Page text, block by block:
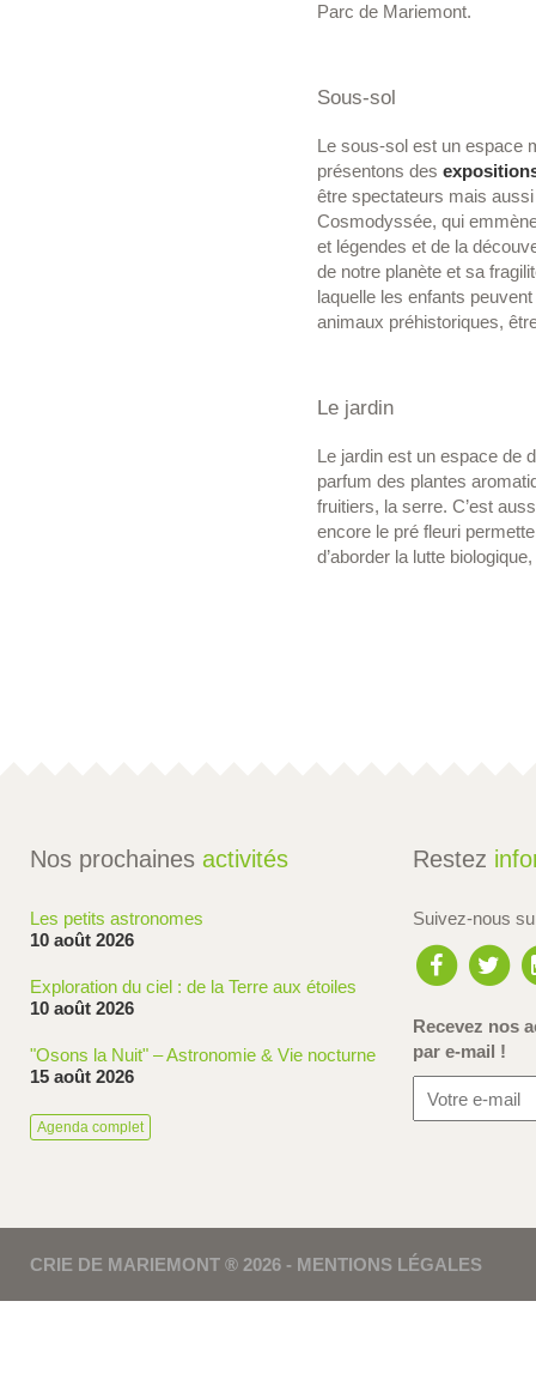
Parc de Mariemont.
Sous-sol
Le sous-sol est un espace
présentons des
être spectateurs mais
Cosmodyssée, qui
et légendes et de la
de notre planète et sa
laquelle les enfants
animaux préhistoriques,
Le jardin
Le jardin est un espace de
parfum des plantes
fruitiers, la serre. C’est
encore le pré fleuri
d’aborder la lutte
Nos prochaines activités
Les petits astronomes
10 août 2026
Exploration du ciel : de la Terre aux étoiles
10 août 2026
"Osons la Nuit" – Astronomie & Vie nocturne
15 août 2026
Agenda complet
Restez
Suivez-nous
Recevez nos
par e-mail !
CRIE DE MARIEMONT ® 2026 - MENTIONS LÉGALES